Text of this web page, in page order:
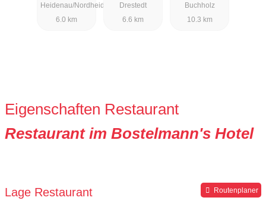
Heidenau/Nordheide
6.0 km
Drestedt
6.6 km
Buchholz
10.3 km
Eigenschaften Restaurant
Restaurant im Bostelmann's Hotel
Lage Restaurant Routenplaner